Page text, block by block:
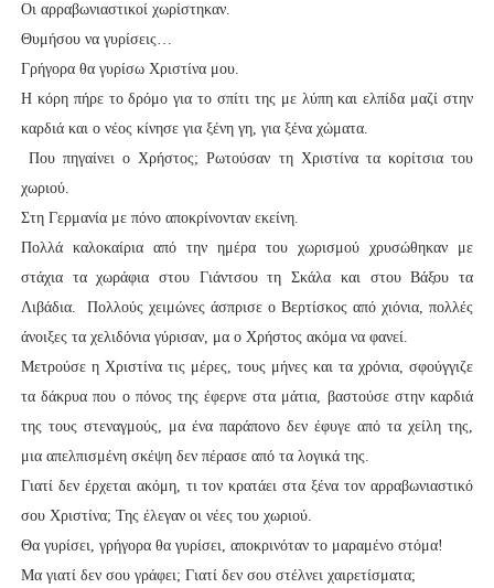
Οι αρραβωνιαστικοί χωρίστηκαν.
Θυμήσου να γυρίσεις…
Γρήγορα θα γυρίσω Χριστίνα μου.
Η κόρη πήρε το δρόμο για το σπίτι της με λύπη και ελπίδα μαζί στην
καρδιά και ο νέος κίνησε για ξένη γη, για ξένα χώματα.
Που πηγαίνει ο Χρήστος; Ρωτούσαν τη Χριστίνα τα κορίτσια του
χωριού.
Στη Γερμανία με πόνο αποκρίνονταν εκείνη.
Πολλά καλοκαίρια από την ημέρα του χωρισμού χρυσώθηκαν με
στάχια τα χωράφια στου Γιάντσου τη Σκάλα και στου Βάξου τα
Λιβάδια. Πολλούς χειμώνες άσπρισε ο Βερτίσκος από χιόνια, πολλές
άνοιξες τα χελιδόνια γύρισαν, μα ο Χρήστος ακόμα να φανεί.
Μετρούσε η Χριστίνα τις μέρες, τους μήνες και τα χρόνια, σφούγγιζε
τα δάκρυα που ο πόνος της έφερνε στα μάτια, βαστούσε στην καρδιά
της τους στεναγμούς, μα ένα παράπονο δεν έφυγε από τα χείλη της,
μια απελπισμένη σκέψη δεν πέρασε από τα λογικά της.
Γιατί δεν έρχεται ακόμη, τι τον κρατάει στα ξένα τον αρραβωνιαστικό
σου Χριστίνα; Της έλεγαν οι νέες του χωριού.
Θα γυρίσει, γρήγορα θα γυρίσει, αποκρινόταν το μαραμένο στόμα!
Μα γιατί δεν σου γράφει; Γιατί δεν σου στέλνει χαιρετίσματα;